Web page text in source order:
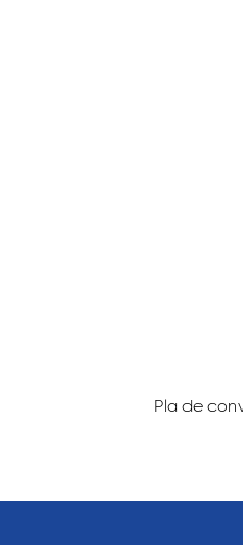
Pla de